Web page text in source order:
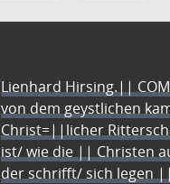
Lienhard Hirsing.||
von dem geystlichen
Christ=||licher
ist/ wie die || Christen
der schrifft/ sich legen